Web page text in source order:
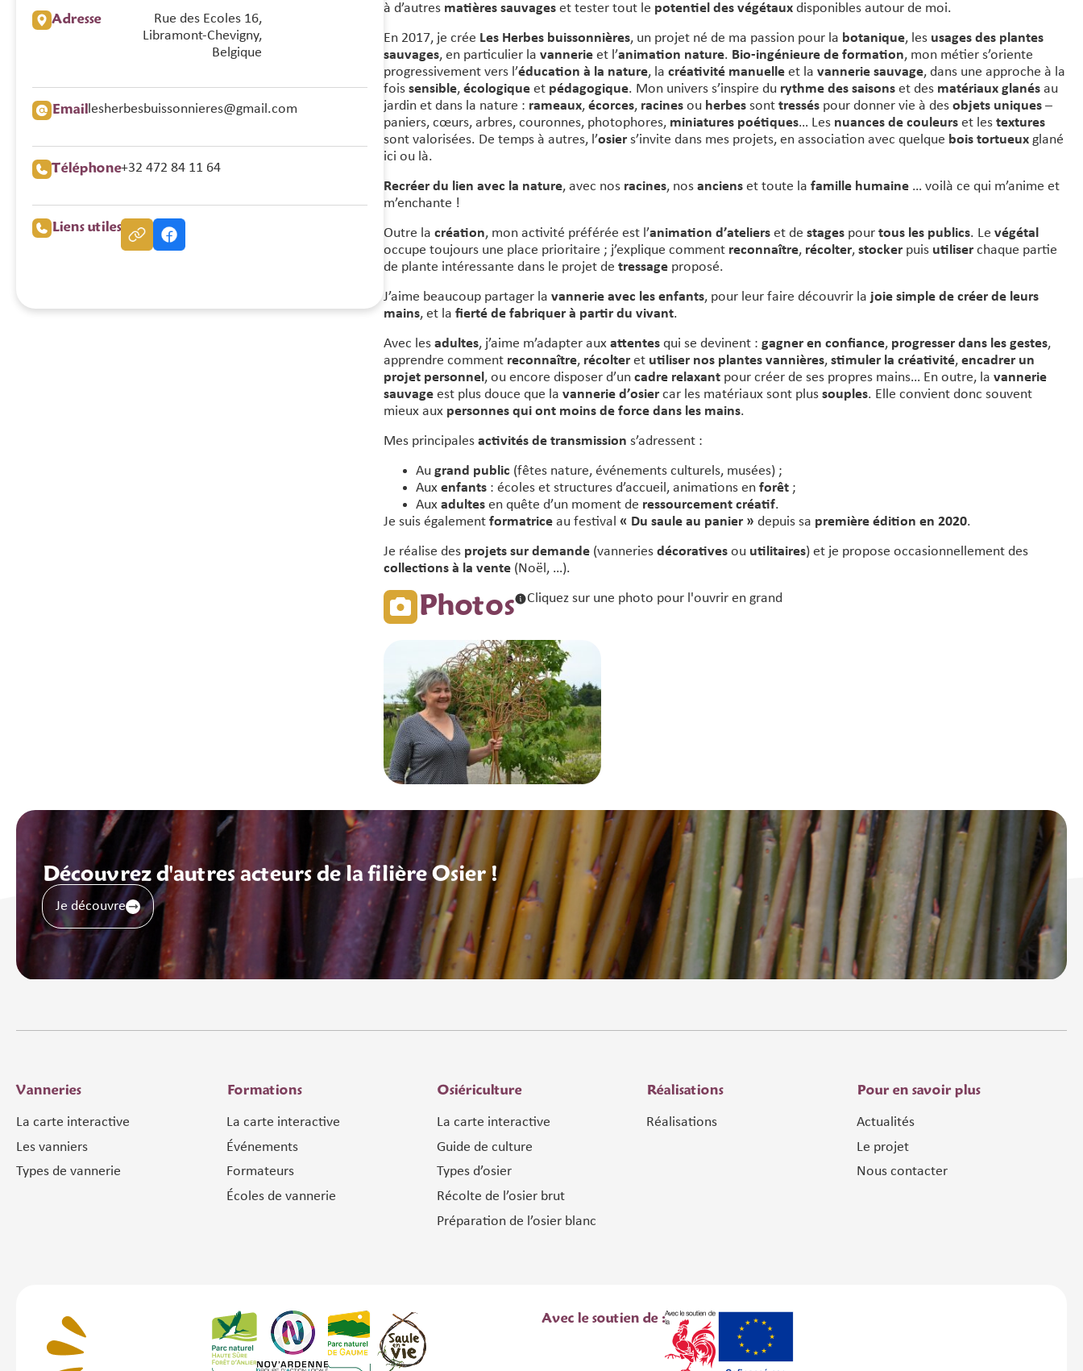
Adresse
Rue des Ecoles 16,
Libramont-Chevigny,
Belgique
Emaillesherbesbuissonnieres@gmail.com
Téléphone+32 472 84 11 64
Liens utiles
à d’autres matières sauvages et tester tout le potentiel des végétaux disponibles autour de moi.
En 2017, je crée Les Herbes buissonnières, un projet né de ma passion pour la botanique, les usages des plantes
sauvages, en particulier lavannerie et l’animation nature. Bio-ingénieure de formation, mon métier s’oriente
progressivement vers l’éducation à la nature, lacréativité manuelle et lavannerie sauvage, dans une approche à la
foissensible,écologique et pédagogique. Mon univers s’inspire du rythme des saisons et des matériaux glanés au
jardin et dans la nature : rameaux,écorces, racines ou herbes sonttressés pour donner vie à desobjets uniques –
paniers, cœurs, arbres, couronnes, photophores, miniatures poétiques… Les nuances de couleurs et lestextures
sont valorisées. De temps à autres, l’osiers’invite dans mes projets, en association avec quelque bois tortueux glané
ici ou là.
Recréer du lien avec la nature, avec nos racines, nosanciens et toute lafamille humaine … voilà ce qui m’anime et
m’enchante !
Outre lacréation, mon activité préférée est l’animation d’ateliers et destages pourtous les publics. Levégétal
occupe toujours une place prioritaire ; j’explique comment reconnaître, récolter,stockerpuis utiliserchaque partie
de plante intéressante dans le projet detressage proposé.
J’aime beaucoup partager lavannerie avec les enfants, pour leur faire découvrir la joie simple de créer de leurs
mains, et lafierté de fabriquer à partir du vivant.
Avec lesadultes, j’aime m’adapter auxattentes qui se devinent :gagner en confiance, progresser dans les gestes,
apprendre comment reconnaître, récolteret utiliser nos plantes vannières,stimuler la créativité,encadrer un
projet personnel, ou encore disposer d’uncadre relaxant pour créer de ses propres mains… En outre, lavannerie
sauvage est plus douce que lavannerie d’osiercar les matériaux sont plussouples. Elle convient donc souvent
mieux aux personnes qui ont moins de force dans les mains.
Mes principalesactivités de transmission s’adressent :
Augrand public (fêtes nature, événements culturels, musées) ;
Auxenfants : écoles et structures d’accueil, animations enforêt ;
Auxadultes en quête d’un moment de ressourcement créatif.
Je suis égalementformatrice au festival « Du saule au panier » depuis sa première édition en 2020.
Je réalise des projets sur demande (vanneriesdécoratives ou utilitaires) et je propose occasionnellement des
collections à la vente (Noël, …).
Photos Cliquez sur une photo pour l'ouvrir en grand
Découvrez d'autres acteurs de la filière Osier !
Je découvre
Vanneries
La carte interactive
Les vanniers
Types de vannerie
Formations
La carte interactive
Événements
Formateurs
Écoles de vannerie
Osiériculture
La carte interactive
Guide de culture
Types d’osier
Récolte de l’osier brut
Préparation de l’osier blanc
Réalisations
Réalisations
Pour en savoir plus
Actualités
Le projet
Nous contacter
Avec le soutien de :